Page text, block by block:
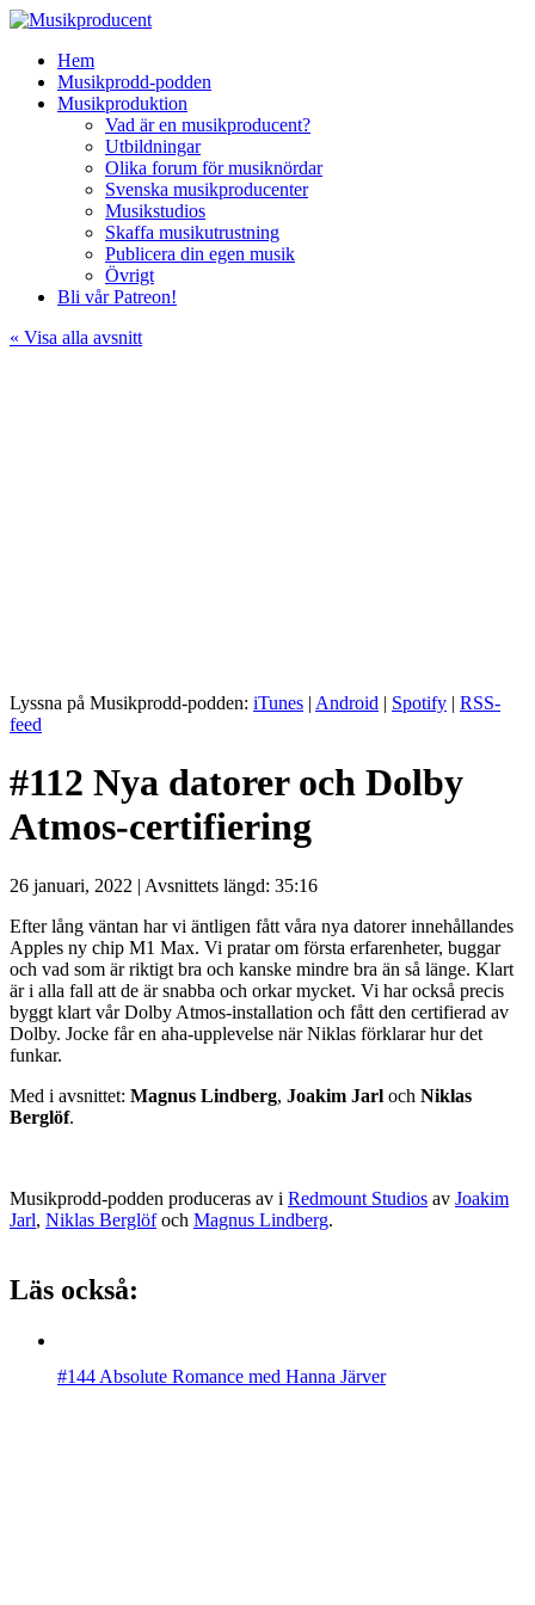
Hem
Musikprodd-podden
Musikproduktion
Vad är en musikproducent?
Utbildningar
Olika forum för musiknördar
Svenska musikproducenter
Musikstudios
Skaffa musikutrustning
Publicera din egen musik
Övrigt
Bli vår Patreon!
« Visa alla avsnitt
Lyssna på Musikprodd-podden: iTunes | Android | Spotify | RSS-
feed
#112 Nya datorer och Dolby
Atmos-certifiering
26 januari, 2022 | Avsnittets längd: 35:16
Efter lång väntan har vi äntligen fått våra nya datorer innehållandes
Apples ny chip M1 Max. Vi pratar om första erfarenheter, buggar
och vad som är riktigt bra och kanske mindre bra än så länge. Klart
är i alla fall att de är snabba och orkar mycket. Vi har också precis
byggt klart vår Dolby Atmos-installation och fått den certifierad av
Dolby. Jocke får en aha-upplevelse när Niklas förklarar hur det
funkar.
Med i avsnittet: Magnus Lindberg, Joakim Jarl och Niklas
Berglöf.
Musikprodd-podden produceras av i Redmount Studios av Joakim
Jarl, Niklas Berglöfoch Magnus Lindberg.
Läs också:
#144 Absolute Romance med Hanna Järver